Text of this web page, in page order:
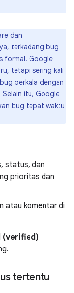
dan
terkadang bug
formal. Google
tetapi sering kali
berkala dengan
Selain itu, Google
bug tepat waktu
status, dan
prioritas dan
atau komentar di
(verified)
tertentu